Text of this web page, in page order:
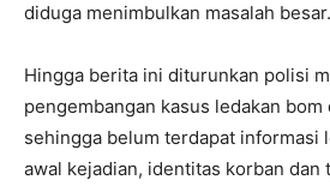
diduga menimbulkan masalah besar.
Hingga berita ini diturunkan polisi
pengembangan kasus ledakan
sehingga belum terdapat informasi
awal kejadian, identitas korban dan